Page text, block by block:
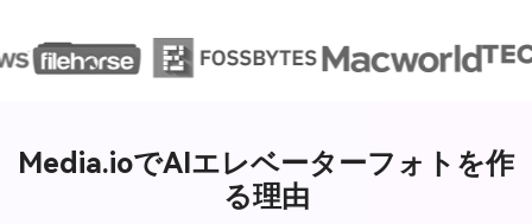
Media.ioでAIエレベーターフォトを作
る理由